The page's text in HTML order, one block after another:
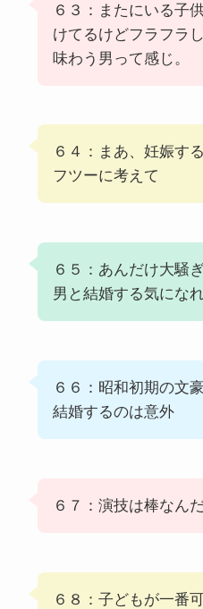
６３：またにいる子
けてるけどフラフラ
味わう男って感じ。
６４：まあ、妊娠す
フツーに考えて
６５：あんだけ大騒
男と結婚する気にな
６６：昭和初期の文
結婚するのは意外
６７：演技は棒なん
６８：子どもが一番